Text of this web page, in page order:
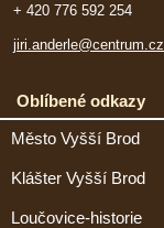
+ 420 776 592 254
jiri.anderle@centrum.cz
Oblíbené odkazy
Město Vyšší Brod
Klášter Vyšší Brod
Loučovice-historie